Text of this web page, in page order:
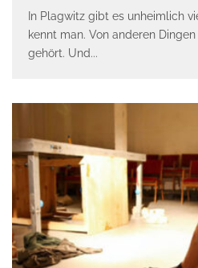
In Plagwitz gibt es unheimlich
kennt man. Von anderen
gehört. Und...